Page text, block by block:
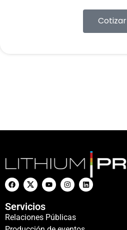
Cotizar
Servicios
Relaciones Públicas